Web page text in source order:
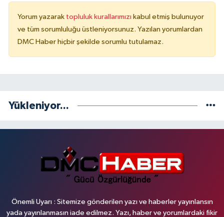
Yorum yazarak topluluk kurallarımızı kabul etmiş bulunuyor
ve tüm sorumluluğu üstleniyorsunuz. Yazılan yorumlardan
DMC Haber hiçbir şekilde sorumlu tutulamaz.
Yükleniyor...
Önemli Uyarı : Sitemize gönderilen yazı ve haberler yayınlansın
yada yayınlanmasın iade edilmez. Yazı, haber ve yorumlardaki fikir